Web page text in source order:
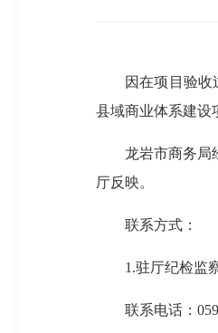
因在项目验
县域商业体系建设
龙岩市商务局
厅反映。
联系方式：
1.驻厅纪检监
联系电话：